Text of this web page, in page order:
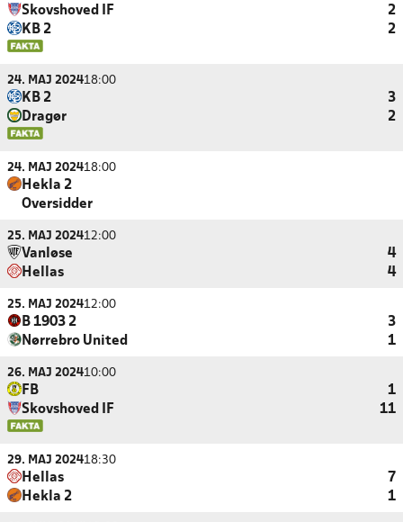
Skovshoved IF
2
KB 2
2
24. MAJ 202418:00
KB 2
3
Dragør
2
24. MAJ 202418:00
Hekla 2
Oversidder
25. MAJ 202412:00
Vanløse
4
Hellas
4
25. MAJ 202412:00
B 1903 2
3
Nørrebro United
1
26. MAJ 202410:00
FB
1
Skovshoved IF
11
29. MAJ 202418:30
Hellas
7
Hekla 2
1